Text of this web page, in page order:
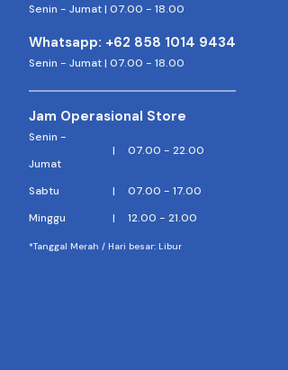
Senin - Jumat | 07.00 - 18.00
Whatsapp: +62 858 1014 9434
Senin - Jumat | 07.00 - 18.00
Jam Operasional Store
Senin -
Jumat
| 07.00 - 22.00
Sabtu |
07.00 - 17.00
Minggu
| 12.00 - 21.00
*Tanggal Merah / Hari besar: Libur